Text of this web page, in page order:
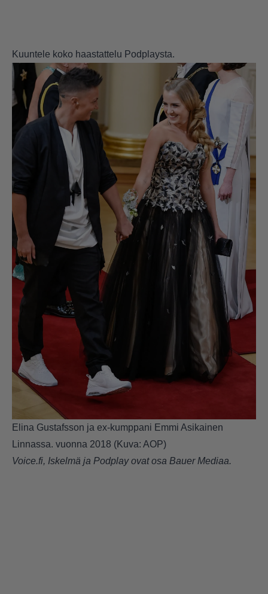
Kuuntele koko haastattelu Podplaysta.
Elina Gustafsson ja ex-kumppani Emmi Asikainen
Linnassa. vuonna 2018 (Kuva: AOP)
Voice.fi, Iskelmä ja Podplay ovat osa Bauer Mediaa.